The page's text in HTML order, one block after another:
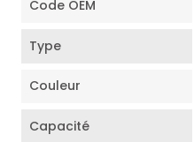
Code OEM
Type
Couleur
Capacité